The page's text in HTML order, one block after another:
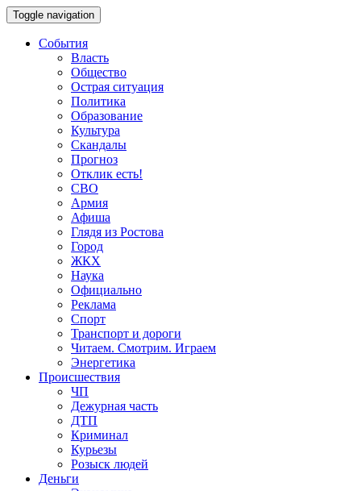
Toggle navigation
События
Власть
Общество
Острая ситуация
Политика
Образование
Культура
Скандалы
Прогноз
Отклик есть!
СВО
Армия
Афиша
Глядя из Ростова
Город
ЖКХ
Наука
Официально
Реклама
Спорт
Транспорт и дороги
Читаем. Смотрим. Играем
Энергетика
Происшествия
ЧП
Дежурная часть
ДТП
Криминал
Курьезы
Розыск людей
Деньги